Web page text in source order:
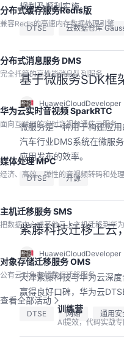
分布式缓存服务Redis版
兼容Redis的高速内存数据处理引擎
分布式消息服务 DMS
完全托管的高性能消息队列服务
华为云实时音视频 SparkRTC
面向互联网的实时音视频通信云服务
媒体处理 MPC
经济、高效、弹性的音视频转码和处理
主机迁移服务 SMS
把数据中心或其他云上主机迁移到华
对象存储迁移服务 OMS
公有云对象存储数据迁移服务
查看全部活动
训练营
AI提效，代码实战专
规划及顺利实施。
DTSE 云数据仓库
基于微服务SDK框
HuaweiCloudDeveloper
微服务是一种用于构建应
汽车行业DMS系统在微服
应用发布的效率。
DTSE 开源
紫藤科技迁移上云
HuaweiCloudDeveloper
天津紫藤科技与华为云深
赢得良好口碑，华为云
DTSE 网络 通用安